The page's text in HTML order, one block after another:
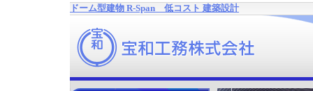
ドーム型建物 R-Span 低コスト 建築設計